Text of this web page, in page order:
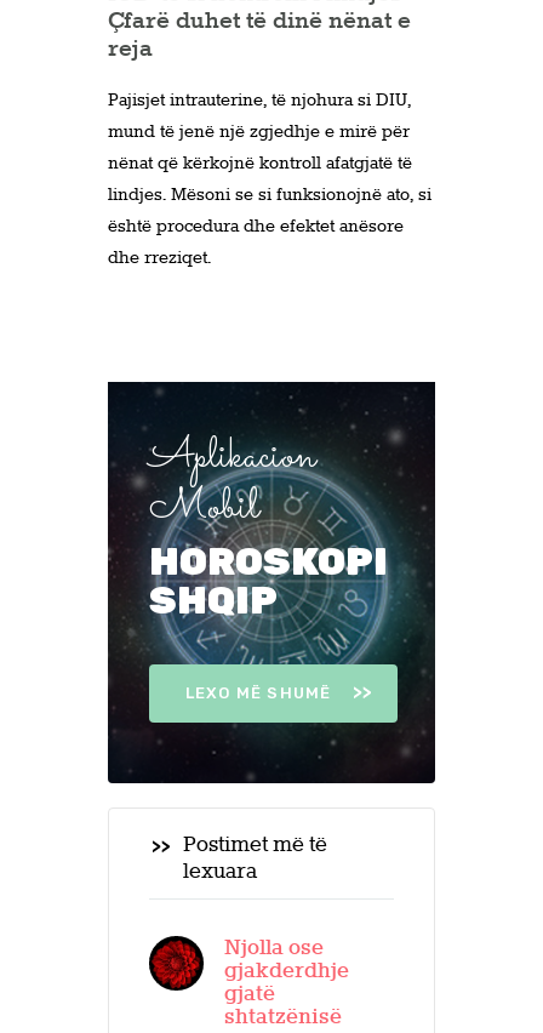
Çfarë duhet të dinë nënat e
reja
Pajisjet intrauterine, të njohura si DIU,
mund të jenë një zgjedhje e mirë për
nënat që kërkojnë kontroll afatgjatë të
lindjes. Mësoni se si funksionojnë ato, si
është procedura dhe efektet anësore
dhe rreziqet.
Aplikacion
Mobil
HOROSKOPI
SHQIP
LEXO MË SHUMË
Postimet më të
lexuara
Njolla ose
gjakderdhje
gjatë
shtatzënisë